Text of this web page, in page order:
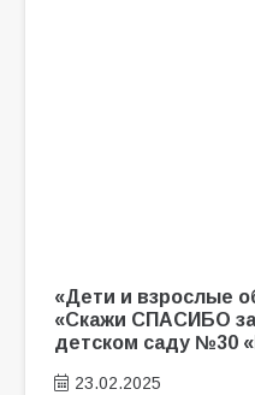
«Дети и взрослые
«Скажи СПАСИБО
детском саду №30
23.02.2025